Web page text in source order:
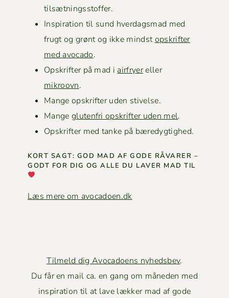
tilsætningsstoffer.
Inspi­ra­tion til sund hverdags­mad med
frugt og grønt og ikke mindstopskrifter
med avo­ca­do.
Opskrifter på mad i air­fry­ereller
mikroovn.
Mange opskrifter uden stivelse.
Mange gluten­fri opskrifter uden mel.
Opskrifter med tanke på bæredygtighed.
KORT SAGT: GOD MAD AF GODE RÅVAR­ER –
GODT FOR DIG OG ALLE DU LAVER MAD TIL
Læs mere om avocadoen.dk
Tilmeld dig Avocadoens nyhedsbev.
Du får en mail ca. en gang om måneden med
inspiration til at lave lækker mad af gode